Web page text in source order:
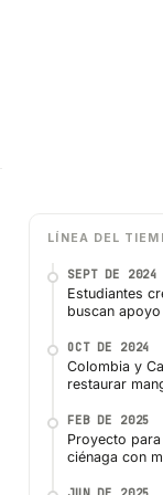
LÍNEA DEL
SEPT DE 2024
Estudiantes
buscan apoyo
OCT DE 2024
Colombia y
restaurar
FEB DE 2025
Proyecto
ciénaga con